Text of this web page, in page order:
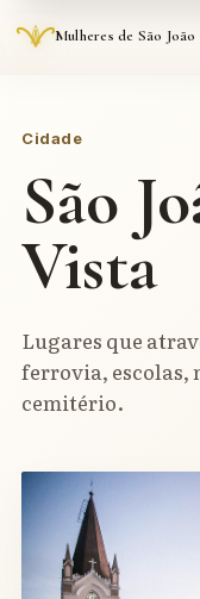
Mulheres de São João
Cidade
São
Vista
Lugares que
ferrovia, escolas,
cemitério.